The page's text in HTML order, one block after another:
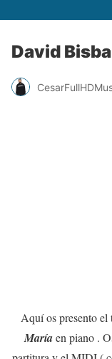
David
Aquí os presento
Maríaen piano .